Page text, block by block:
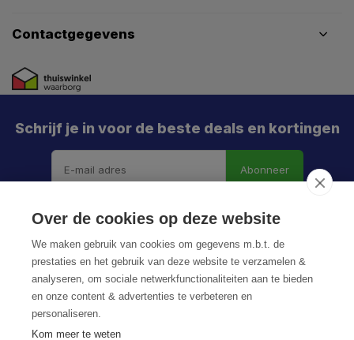
Contactgegevens
Schrijf je in voor de beste deals en kortingen
Abonneer
Privacy Policy
Over de cookies op deze website
We maken gebruik van cookies om gegevens m.b.t. de
prestaties en het gebruik van deze website te verzamelen &
analyseren, om sociale netwerkfunctionaliteiten aan te bieden
en onze content & advertenties te verbeteren en
personaliseren.
Kom meer te weten